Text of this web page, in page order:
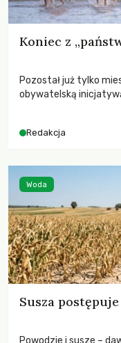
Koniec z
Pozostał już tylko
obywatelską
niezwykle korzystne
funkcjonowania
Redakcja
Susza
Powodzie i susze –
Woda